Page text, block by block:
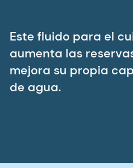
Este fluido para el
aumenta las
mejora su propia
de agua.